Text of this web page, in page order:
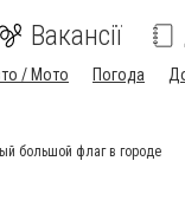
Вакансії
/ Мото Погода
большой флаг в городе